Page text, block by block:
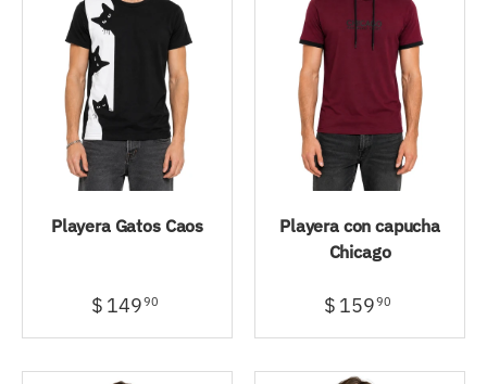
Playera Gatos Caos
$ 14990
Playera con capucha
Chicago
$ 15990